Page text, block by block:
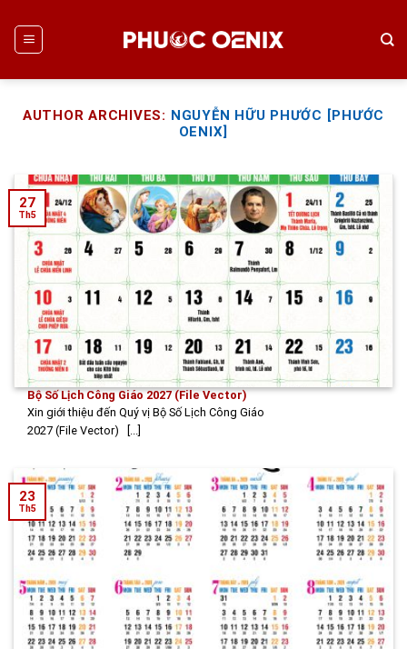
content
AUTHOR ARCHIVES: NGUYỄN HỮU PHƯỚC [PHƯỚC
OENIX]
Bộ Số Lịch Công Giáo 2027 (File Vector)
Xin giới thiệu đến Quý vị Bộ Số Lịch Công Giáo
2027 (File Vector) [...]
27
Th5
23
Th5